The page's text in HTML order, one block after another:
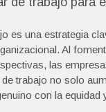
es una estrategia
Al
las
trabajo no solo
con la equidad